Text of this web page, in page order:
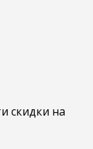
скидки на